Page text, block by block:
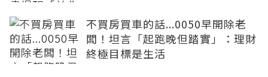
不買房買車的話...0050早開除老
闆！坦言「起跑晚但踏實」：理財
終極目標是生活